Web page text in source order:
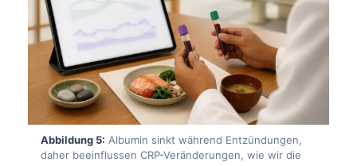
Abbildung 5: Albumin sinkt während Entzündungen,
daher beeinflussen CRP-Veränderungen, wie wir die